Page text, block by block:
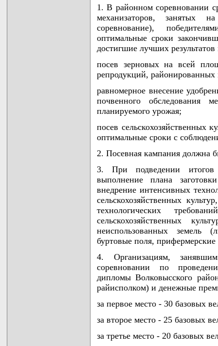
1. В районном соревновании
механизаторов, занятых
соревнование),
оптимальные сроки
достигшие лучших
посев зерновых на всей
репродукций,
равномерное внесение
почвенного обследования
планируемого урожая;
посев сельскохозяйственных
оптимальные сроки с
2. Посевная кампания должна
3. При подведении итогов
выполнение плана
внедрение интенсивных
сельскохозяйственных
технологических
сельскохозяйственных
неиспользованных земель
буртовые поля, прифермерские
4. Организациям,
соревновании по
дипломы Волковысского
райисполком) и денежные
за первое место - 30 базовых
за второе место - 25 базовых
за третье место - 20 базовых